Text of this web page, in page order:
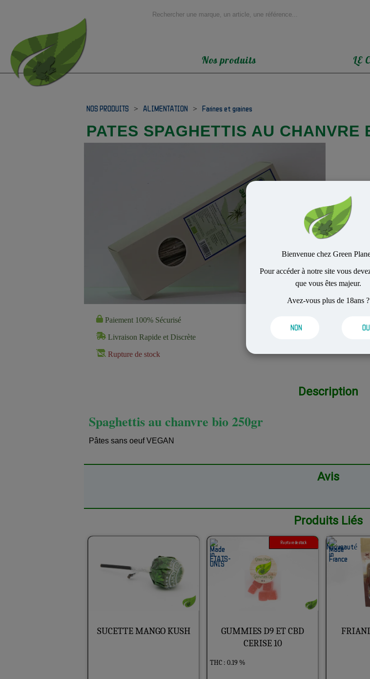
Bienvenue chez Green
Pour accéder à notre site vous
que vous êtes majeur.
Avez-vous plus de 18ans ?
NON
Nos produits LE
NOS PRODUITS > ALIMENTATION > Farines et graines
PATES SPAGHETTIS AU CHANVRE
Paiement 100% Sécurisé
Livraison Rapide et Discrète
Rupture de stock
Produit
Inscrivez
sera de
Description
Spaghettis au chanvre bio 250gr
Pâtes sans oeuf VEGAN
Avis
Produits Liés
SUCETTE MANGO KUSH
Rupture de stock
GUMMIES D9 ET CBD
CERISE 10
THC : 0.19 %